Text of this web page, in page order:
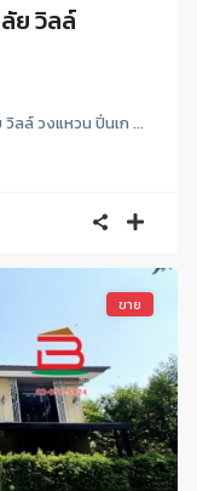
ย วิลล์
ลล์ วงแหวน ปิ่นเก ...
ขาย